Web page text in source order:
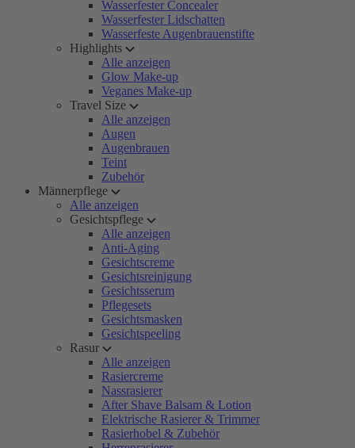
Wasserfester Concealer
Wasserfester Lidschatten
Wasserfeste Augenbrauenstifte
Highlights
Alle anzeigen
Glow Make-up
Veganes Make-up
Travel Size
Alle anzeigen
Augen
Augenbrauen
Teint
Zubehör
Männerpflege
Alle anzeigen
Gesichtspflege
Alle anzeigen
Anti-Aging
Gesichtscreme
Gesichtsreinigung
Gesichtsserum
Pflegesets
Gesichtsmasken
Gesichtspeeling
Rasur
Alle anzeigen
Rasiercreme
Nassrasierer
After Shave Balsam & Lotion
Elektrische Rasierer & Trimmer
Rasierhobel & Zubehör